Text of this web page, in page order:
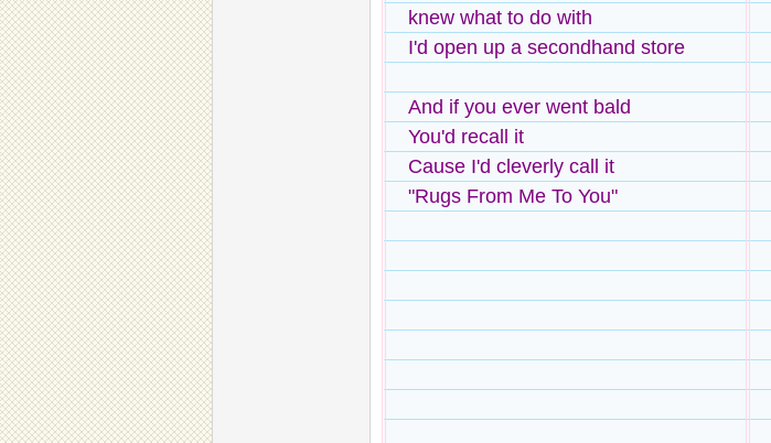
knew what to do with
I'd open up a secondhand store
And if you ever went bald
You'd recall it
Cause I'd cleverly call it
"Rugs From Me To You"